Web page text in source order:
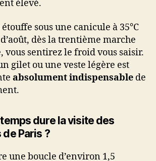
élevé.
sous une canicule à 35°C
dès la trentième marche
vous sentirez le froid vous saisir.
gilet ou une veste légère est
absolument indispensable de
dure la visite des
Paris ?
une boucle d’environ 1,5